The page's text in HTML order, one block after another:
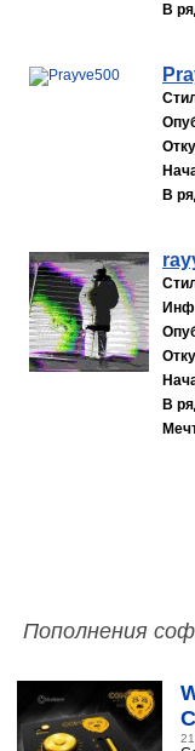
В
В
В
Пополнения